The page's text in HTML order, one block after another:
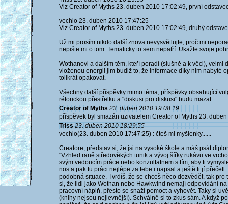
Viz Creator of Myths 23. duben 2010 17:02:49, první
vechio 23. duben 2010 17:47:25
Viz Creator of Myths 23. duben 2010 17:02:49, druhý
Už mi prosím nikdo další znova nevysvětlujte, proč mi
nepište mi o tom. Tematicky to sem nepatří. Ukažte svoje
Wothanovi a dalším těm, kteří poradí (slušně a k věci),
vloženou energii jim budiž to, že informace díky nim nabyté
tolikrát opakovat.
Všechny další příspěvky mimo téma, příspěvky obsahující
rétorickou přestřelku a "diskusi pro diskusi" budu mazat.
Creator of Myths 23. duben 2010 19:08:19
příspěvek byl smazán użivatelem Creator of Myths 23.
Triss 23. duben 2010 18:29:55
vechio(23. duben 2010 17:47:25) : čteš mi myšlenky......
Creatore, představ si, že jsi na vysoké škole a máš psát
"Vzhled raně středověkých tunik a vývoj šířky rukávů ve
svým vedoucím práce nebo konzultatnem s tím, aby ti
nos a pak tu práci nejlépe za tebe i napsal a ještě ti jí
podobná situace. Tvrdíš, že se chceš něco dozvědět, tak
si, že lidi jako Wothan nebo Hawkwind nemají odpovídání
pracovní náplň, přesto se snaží pomoct a vyhovět. Taky si
(knihy nejsou nejlevnější). Schválně si to zkus sám. A když